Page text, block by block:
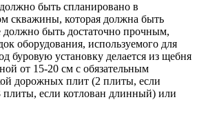
быть спланировано в
скважины, которая должна быть
должно быть достаточно прочным,
оборудования, используемого для
буровую установку делается из щебня
от 15-20 см с обязательным
дорожных плит (2 плиты, если
плиты, если котлован длинный) или